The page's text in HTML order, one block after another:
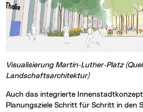
Visualisierung Martin-Luther-Platz
Landschaftsarchitektur)
Auch das integrierte Innenstadtkonzept macht sichtbar, wie
Planungsziele Schritt für Schritt in den